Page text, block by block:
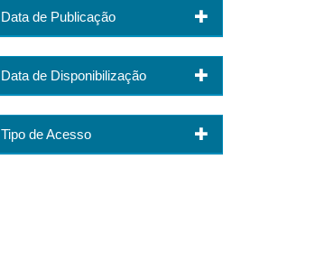
Data de Publicação
Data de Disponibilização
Tipo de Acesso